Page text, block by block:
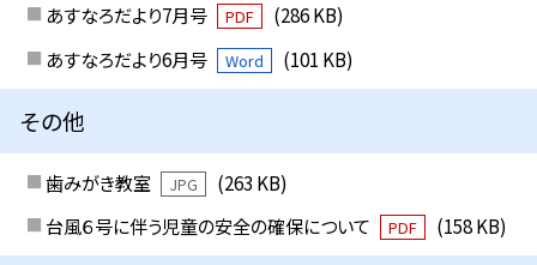
あすなろだより7月号 PDF
(286 KB)
あすなろだより6月号
Word (101 KB)
その他
歯みがき教室 JPG
(263 KB)
台風６号に伴う児童の安全の確保について
PDF (158 KB)